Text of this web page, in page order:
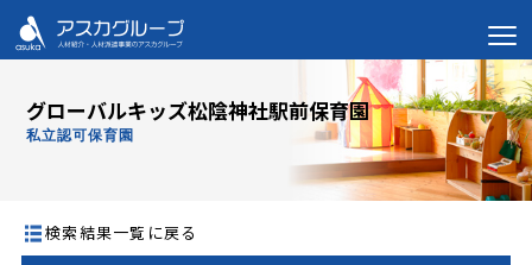
グローバルキッズ松陰神社駅前保育園
私立認可保育園
検索結果一覧に戻る